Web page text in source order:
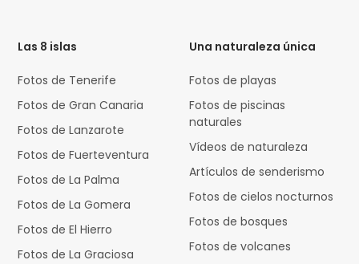
Las 8 islas
Fotos de Tenerife
Fotos de Gran Canaria
Fotos de Lanzarote
Fotos de Fuerteventura
Fotos de La Palma
Fotos de La Gomera
Fotos de El Hierro
Fotos de La Graciosa
Una naturaleza única
Fotos de playas
Fotos de piscinas
naturales
Vídeos de naturaleza
Artículos de senderismo
Fotos de cielos nocturnos
Fotos de bosques
Fotos de volcanes